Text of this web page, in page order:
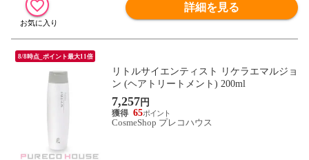
詳細を見る
8/8時点_ポイント最大11倍
リトルサイエンティスト リケラエマルジョ
ン (ヘアトリートメント) 200ml
7,257円
65
CosmeShop プレコハウス